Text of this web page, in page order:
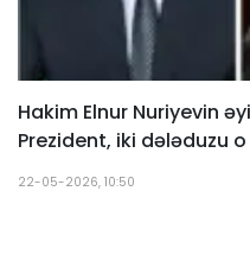
Hakim Elnur Nuriyevin
Prezident, iki dələduzu o
22-05-2026, 10:50